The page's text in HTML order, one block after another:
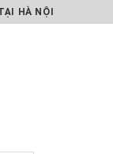
HÀ NỘI